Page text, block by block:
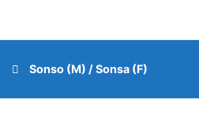
Sonso (M) / Sonsa (F)